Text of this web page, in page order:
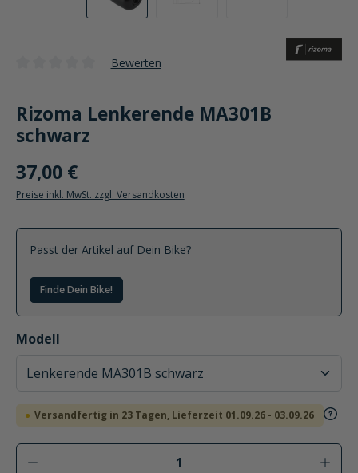
Rizoma Lenkerende MA301B
37,00 €
Finde Dein Bike!